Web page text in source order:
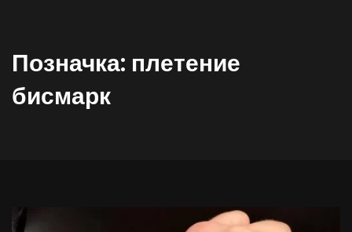
Позначка: плетение
бисмарк